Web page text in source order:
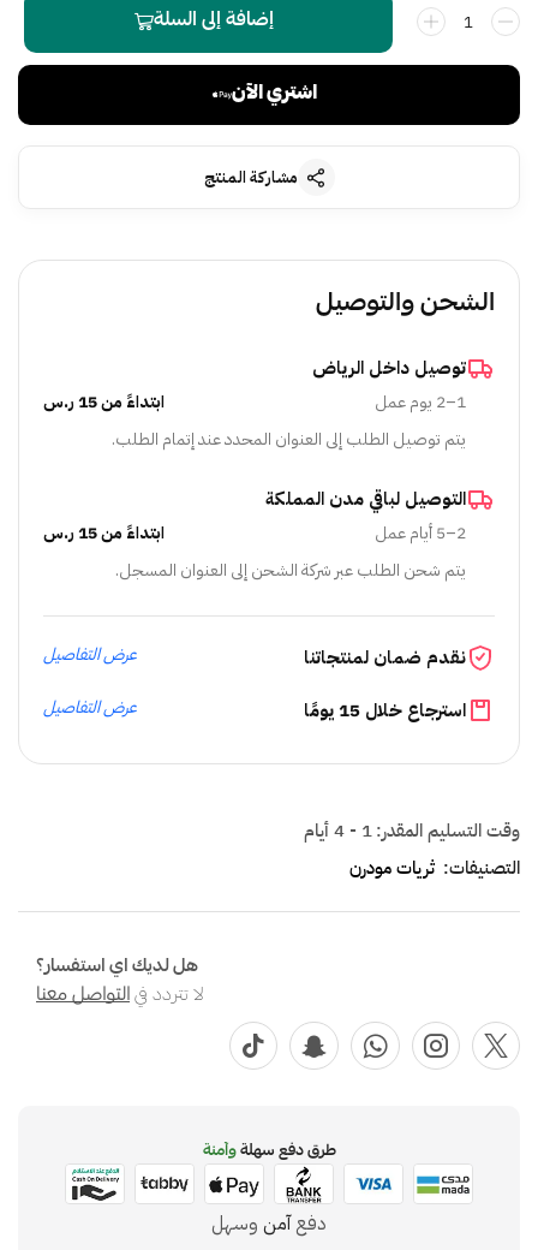
إضافة إلى السلة
اشتري الآن
مشاركة المنتج
الشحن والتوصيل
توصيل داخل الرياض
1–2 يوم عمل
ابتداءً من 15 ر.س
يتم توصيل الطلب إلى العنوان المحدد عند إتمام الطلب.
التوصيل لباقي مدن المملكة
2–5 أيام عمل
ابتداءً من 15 ر.س
يتم شحن الطلب عبر شركة الشحن إلى العنوان المسجل.
نقدم ضمان لمنتجاتنا عرض التفاصيل
استرجاع خلال 15 يومًا عرض التفاصيل
وقت التسليم المقدر:1 - 4 أيام
التصنيفات: ثريات مودرن
هل لديك اي استفسار؟
لا تتردد فيالتواصل معنا
طرق دفع سهلةوآمنة
دفعآمن وسهل